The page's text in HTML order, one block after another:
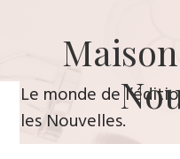
Le monde de
le​s Nouvelles.